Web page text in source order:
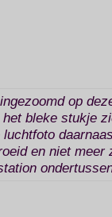
op
bleke stukje
luchtfoto
en niet meer